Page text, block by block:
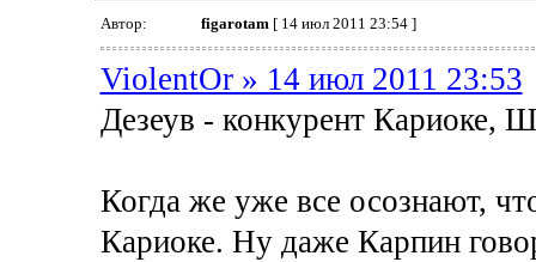
Автор: figarotam [ 14 июл 2011 23:54 ]
ViolentOr » 14 июл 2011 23:53
Дезеув - конкурент Кариоке,
Когда же уже все осознают,
Кариоке. Ну даже Карпин